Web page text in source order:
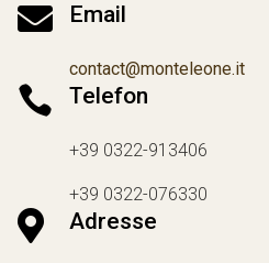
 Email
contact@monteleone.it
 Telefon
+39 0322-913406
+39 0322-076330
 Adresse